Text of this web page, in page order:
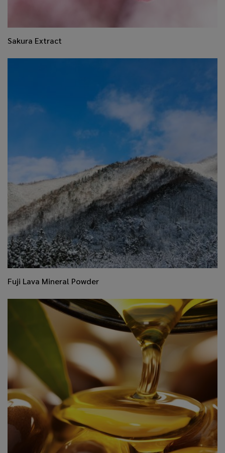
​Sakura Extract
​Fuji Lava Mineral Powder